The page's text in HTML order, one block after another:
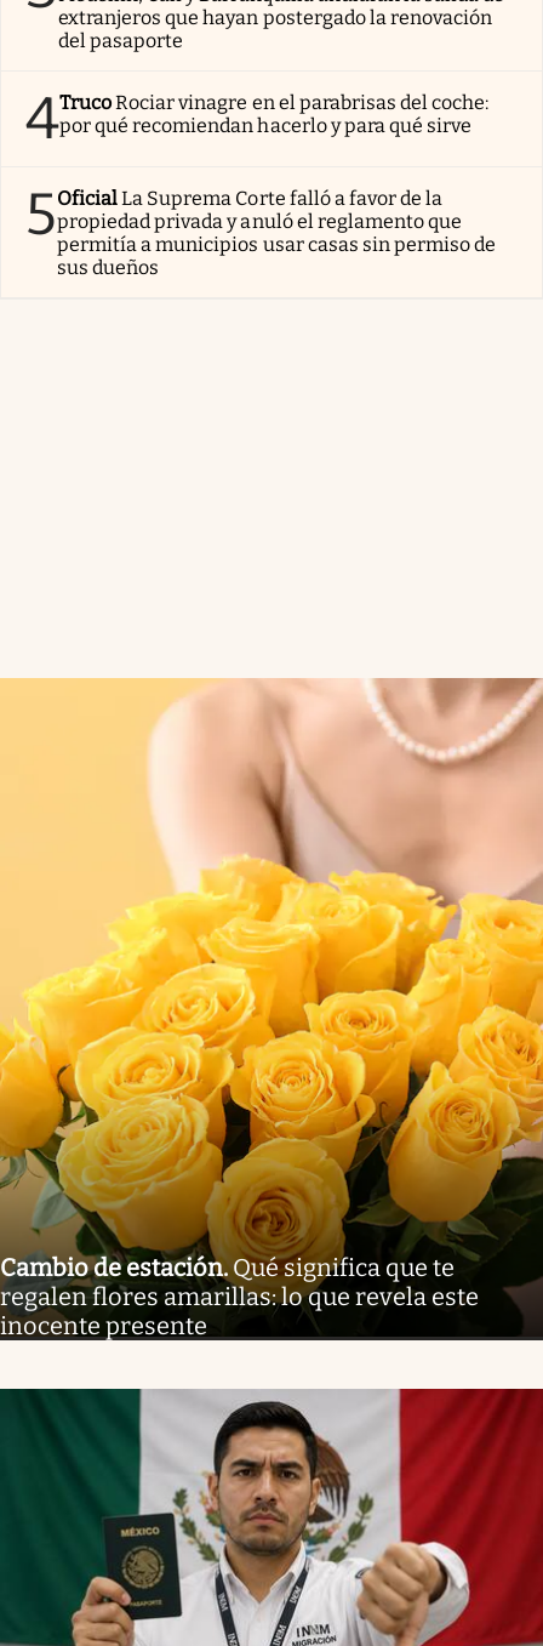
extranjeros que hayan postergado la renovación
del pasaporte
4TrucoRociar vinagre en el parabrisas del coche:
por qué recomiendan hacerlo y para qué sirve
5OficialLa Suprema Corte falló a favor de la
propiedad privada y anuló el reglamento que
permitía a municipios usar casas sin permiso de
sus dueños
Cambio de estación.Qué significa que te
regalen flores amarillas: lo que revela este
inocente presente